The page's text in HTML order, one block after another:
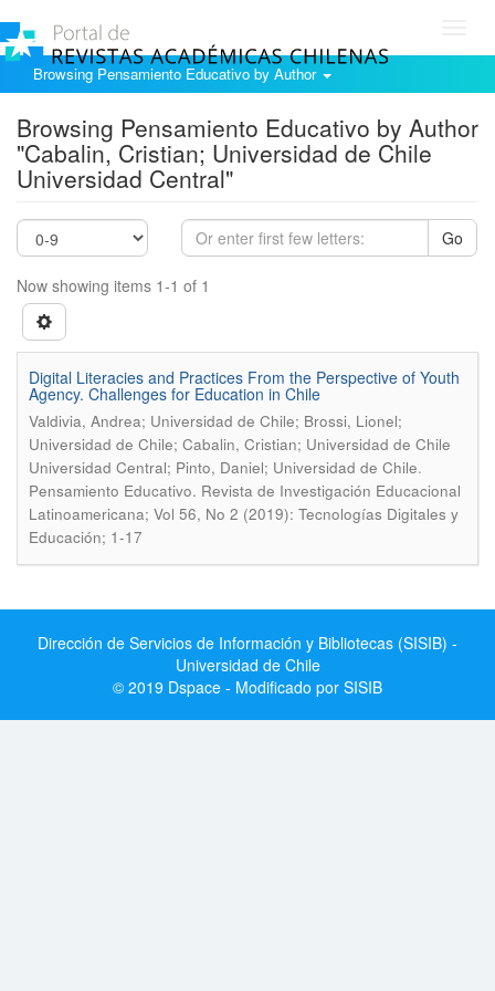
Browsing Pensamiento Educativo by Author
Browsing Pensamiento Educativo by Author
"Cabalin, Cristian; Universidad de Chile
Universidad Central"
Go
Now showing items 1-1 of 1
Digital Literacies and Practices From the Perspective of Youth
Agency. Challenges for Education in Chile
Valdivia, Andrea; Universidad de Chile; Brossi, Lionel;
Universidad de Chile; Cabalin, Cristian; Universidad de Chile
Universidad Central; Pinto, Daniel; Universidad de Chile.
Pensamiento Educativo. Revista de Investigación Educacional
Latinoamericana; Vol 56, No 2 (2019): Tecnologías Digitales y
Educación; 1-17
Dirección de Servicios de Información y Bibliotecas (SISIB) -
Universidad de Chile
© 2019 Dspace - Modificado por SISIB